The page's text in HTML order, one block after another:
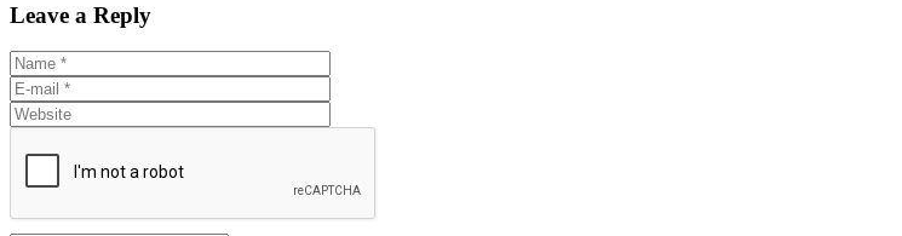
Leave a Reply